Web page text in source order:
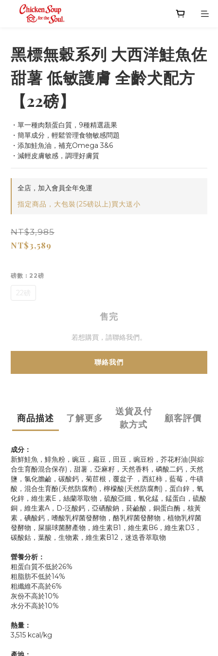
黑標無穀系列 大西洋鮭魚佐
甜薯 低敏護膚 全齡犬配方
【22磅】
・單一種肉類蛋白質，9種精選蔬果
・簡單成分，輕鬆管理食物敏感問題
・添加鮭魚油，補充Omega 3&6
・減輕皮膚敏感，調理好膚質
全店，加入會員全年免運
指定商品，大包裝(25磅以上)買大送小
NT$3,985
NT$3,589
磅數 : 22磅
22磅
售完
若想購買，請聯絡我們。
聯絡我們
商品描述 了解更多
送貨及付
款方式
顧客評價
成分：
新鮮鮭魚，鯡魚粉，豌豆，扁豆，田豆，豌豆粉，芥花籽油(與綜
合生育酚混合保存)，甜薯，亞麻籽，天然香料，磷酸二鈣，天然
鹽，氯化膽鹼，碳酸鈣，菊苣根，覆盆子 ，西紅柿，藍莓，牛磺
酸，混合生育酚(天然防腐劑)，檸檬酸(天然防腐劑)，蛋白鋅，氧
化鋅，維生素E，絲蘭萃取物，硫酸亞鐵，氧化錳，錳蛋白，硫酸
銅，維生素A，D-泛酸鈣，亞硒酸鈉，菸鹼酸，銅蛋白酶，核黃
素，碘酸鈣，嗜酸乳桿菌發酵物，酪乳桿菌發酵物，植物乳桿菌
發酵物，屎腸球菌酵產物，維生素B1，維生素B6，維生素D3，
碳酸鈷，葉酸，生物素，維生素B12，迷迭香萃取物
營養分析：
粗蛋白質不低於26%
粗脂肪不低於14%
粗纖維不高於6%
灰份不高於10%
水分不高於10%
熱量：
3,515 kcal/kg